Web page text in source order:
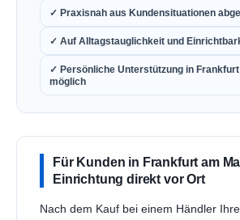
✓ Praxisnah aus Kundensituationen
✓ Auf Alltagstauglichkeit und
✓ Persönliche Unterstützung in Frankfurt
möglich
Für Kunden in Frankfurt am
Einrichtung direkt vor Ort
Nach dem Kauf bei einem Händler